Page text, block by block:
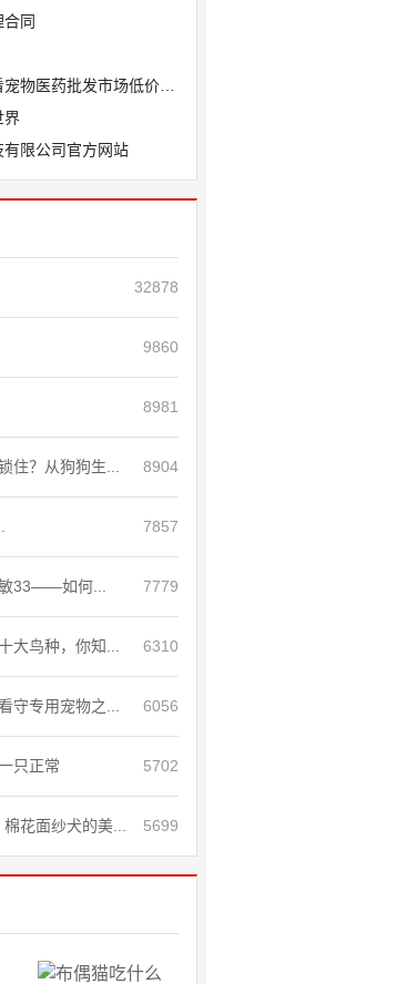
同
医药批发市场低价源头...
界
限公司官方网站
32878
9860
8981
住？从狗狗生... 8904
7857
33——如何... 7779
大鸟种，你知... 6310
守专用宠物之... 6056
只正常 5702
花面纱犬的美... 5699